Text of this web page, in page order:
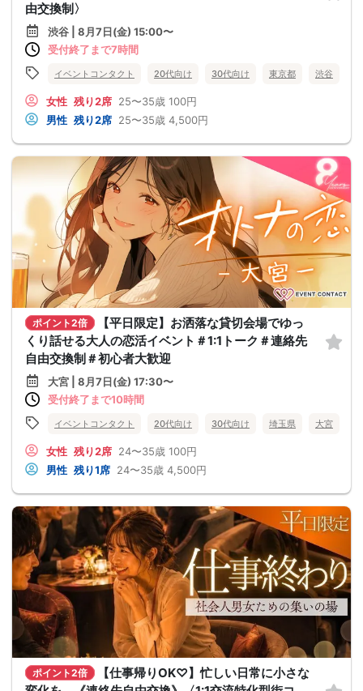
由交換制〉
渋谷 | 8月7日(金) 15:00〜
受付終了まで7時間
イベントコンタクト 20代向け 30代向け 東京都 渋谷
女性 残り2席 25〜35歳 100円
男性 残り2席 25〜35歳 4,500円
ポイント2倍
【平日限定】お洒落な貸切会場でゆっ
くり話せる大人の恋活イベント＃1:1トーク＃連絡先
自由交換制＃初心者大歓迎
大宮 | 8月7日(金) 17:30〜
受付終了まで10時間
イベントコンタクト 20代向け 30代向け 埼玉県 大宮
女性 残り2席 24〜35歳 100円
男性 残り1席 24〜35歳 4,500円
ポイント2倍
【仕事帰りOK♡】忙しい日常に小さな